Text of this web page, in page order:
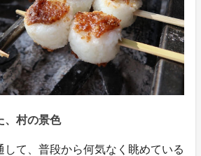
、村の景色
して、普段から何気なく眺めている